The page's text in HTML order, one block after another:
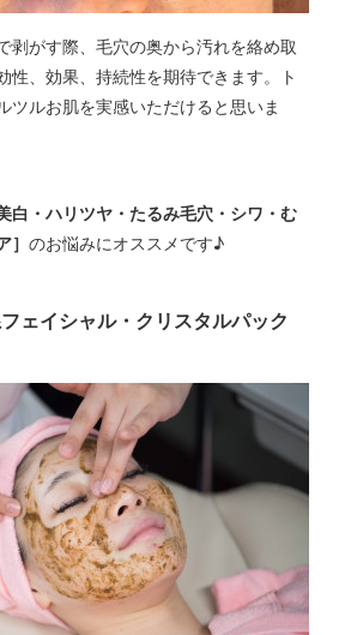
剥がす際、毛穴の奥から汚れを絡め取
性、効果、持続性を期待できます。ト
ツルお肌を実感いただけると思いま
白・ハリツヤ・たるみ毛穴・シワ・む
のお悩みにオススメです♪
ェイシャル・クリスタルパック